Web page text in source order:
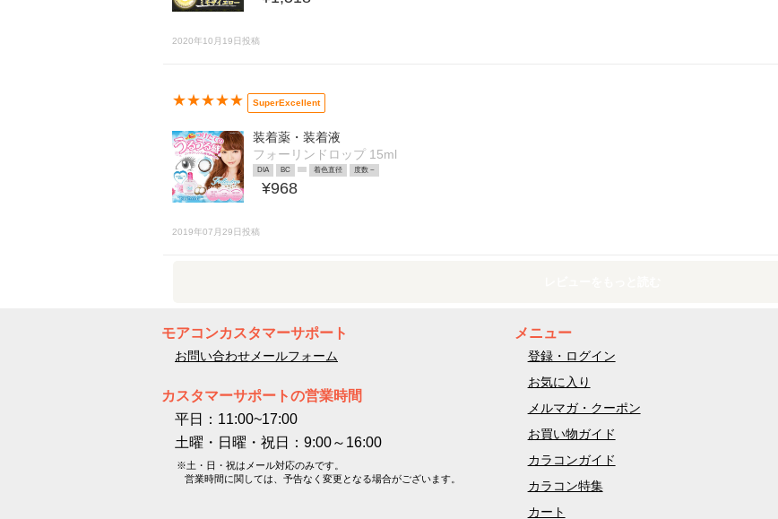
2020年10月19日投稿
★★★★★ SuperExcellent
装着薬・装着液
フォーリンドロップ 15ml
DIA BC 着色直径 度数 ~
¥968
2019年07月29日投稿
モアコンカスタマーサポート
お問い合わせメールフォーム
カスタマーサポートの営業時間
平日：11:00~17:00
土曜・日曜・祝日：9:00～16:00
※土・日・祝はメール対応のみです。
営業時間に関しては、予告なく変更となる場合がございます。
メニュー
登録・ログイン
お気に入り
メルマガ・クーポン
お買い物ガイド
カラコンガイド
カラコン特集
カート